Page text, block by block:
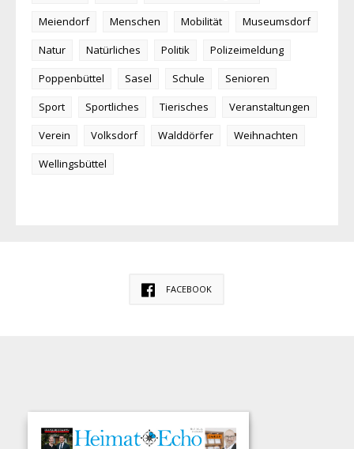
Meiendorf
Menschen Mobilität
Museumsdorf
Natur
Natürliches Politik
Polizeimeldung
Poppenbüttel
Sasel Schule
Senioren
Sport
Sportliches Tierisches
Veranstaltungen
Verein
Volksdorf Walddörfer
Weihnachten
Wellingsbüttel
FACEBOOK